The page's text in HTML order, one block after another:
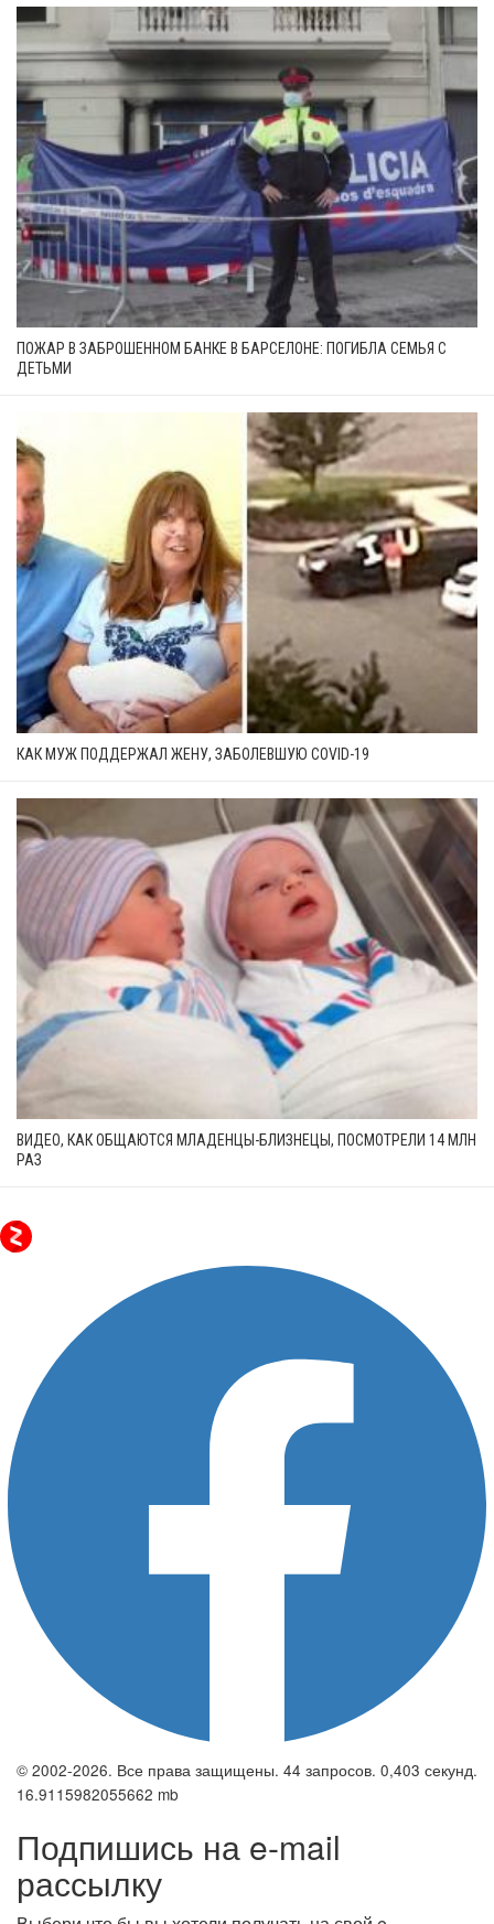
ПОЖАР В ЗАБРОШЕННОМ БАНКЕ В БАРСЕЛОНЕ: ПОГИБЛА СЕМЬЯ С
ДЕТЬМИ
КАК МУЖ ПОДДЕРЖАЛ ЖЕНУ, ЗАБОЛЕВШУЮ COVID-19
ВИДЕО, КАК ОБЩАЮТСЯ МЛАДЕНЦЫ-БЛИЗНЕЦЫ, ПОСМОТРЕЛИ 14 МЛН
РАЗ
© 2002-2026. Все права защищены. 44 запросов. 0,403 секунд.
16.9115982055662 mb
Подпишись на e-mail
рассылку